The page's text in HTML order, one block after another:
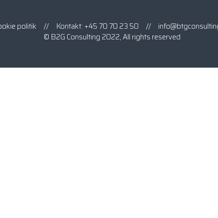
politik // Kontakt: +45 70 70 23 50 //
© B2G Consulting 2022, All rights reserved